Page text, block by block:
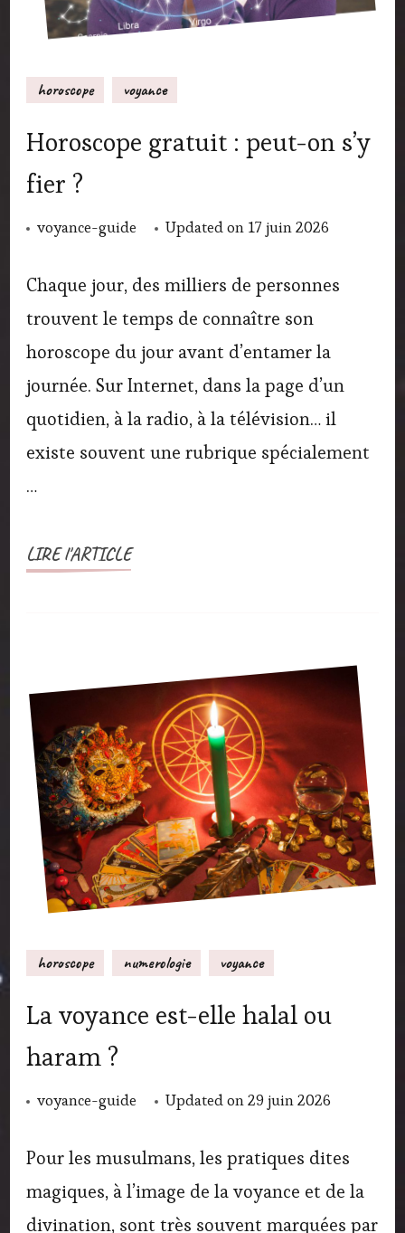
horoscope voyance
Horoscope gratuit : peut-on s’y
fier ?
voyance-guide Updated on 17 juin 2026
Chaque jour, des milliers de personnes
trouvent le temps de connaître son
horoscope du jour avant d’entamer la
journée. Sur Internet, dans la page d’un
quotidien, à la radio, à la télévision… il
existe souvent une rubrique spécialement
…
LIRE l'ARTICLE
horoscope numerologie voyance
La voyance est-elle halal ou
haram ?
voyance-guide Updated on29 juin 2026
Pour les musulmans, les pratiques dites
magiques, à l’image de la voyance et de la
divination, sont très souvent marquées par